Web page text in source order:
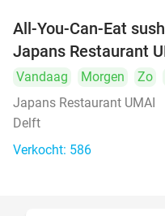
All-You-Can-Eat
Japans Restaurant
Vandaag Morgen Zo
Japans Restaurant UMAI
Delft
Verkocht: 586